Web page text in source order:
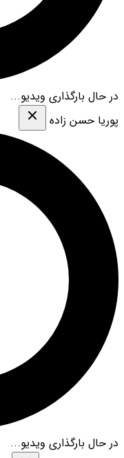
در حال بارگذاری ویدیو...
پوریا حسن زاده
در حال بارگذاری ویدیو...